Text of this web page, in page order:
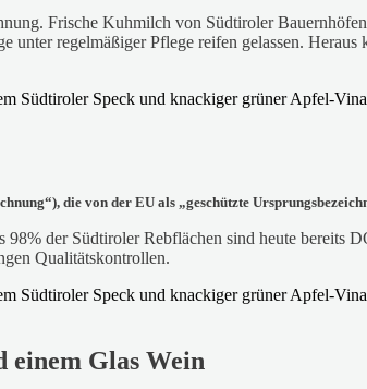
Frische Kuhmilch von Südtiroler
regelmäßiger Pflege reifen gelassen.
die von der EU als „geschützte
der Südtiroler Rebflächen sind heute bereits
Qualitätskontrollen.
einem Glas Wein